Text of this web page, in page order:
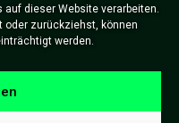
dieser Website verarbeiten.
zurückziehst, können
werden.